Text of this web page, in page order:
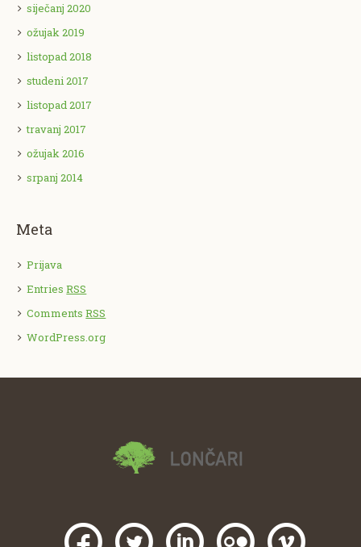
siječanj 2020
ožujak 2019
listopad 2018
studeni 2017
listopad 2017
travanj 2017
ožujak 2016
srpanj 2014
Meta
Prijava
EntriesRSS
CommentsRSS
WordPress.org